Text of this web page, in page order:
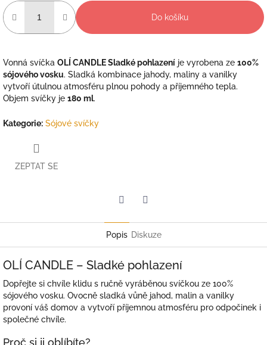
Do košíku
Vonná svíčka OLÍ CANDLE Sladké pohlazení je vyrobena ze 100%
sójového vosku. Sladká kombinace jahody, maliny a vanilky
vytvoří útulnou atmosféru plnou pohody a příjemného tepla.
Objem svíčky je 180 ml.
Kategorie: Sójové svíčky
ZEPTAT SE
Popis Diskuze
OLÍ CANDLE – Sladké pohlazení
Dopřejte si chvíle klidu s ručně vyráběnou svíčkou ze 100%
sójového vosku. Ovocně sladká vůně jahod, malin a vanilky
provoní váš domov a vytvoří příjemnou atmosféru pro odpočinek i
společné chvíle.
Proč si ji oblíbíte?